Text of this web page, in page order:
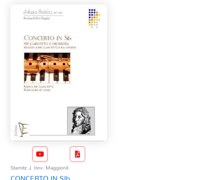
Clarinetto basso
Composizioni originali
Natale
QR base
QR esecuzione
Trascrizioni e Arrangiamenti
Stamitz J. (rev. Maggioni)